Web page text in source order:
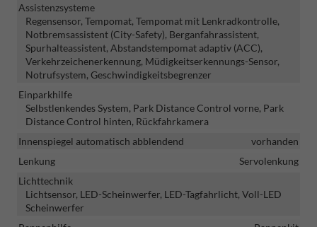
Assistenzsysteme
Regensensor, Tempomat, Tempomat mit Lenkradkontrolle,
Notbremsassistent (City-Safety), Berganfahrassistent,
Spurhalteassistent, Abstandstempomat adaptiv (ACC),
Verkehrzeichenerkennung, Müdigkeitserkennungs-Sensor,
Notrufsystem, Geschwindigkeitsbegrenzer
Einparkhilfe
Selbstlenkendes System, Park Distance Control vorne, Park
Distance Control hinten, Rückfahrkamera
Innenspiegel automatisch abblendend
vorhanden
Lenkung
Servolenkung
Lichttechnik
Lichtsensor, LED-Scheinwerfer, LED-Tagfahrlicht, Voll-LED
Scheinwerfer